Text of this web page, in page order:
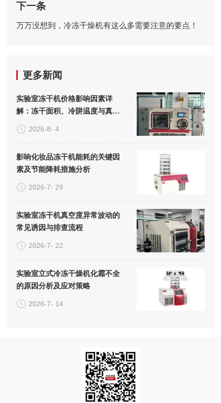
下一条
万万没想到，冷冻干燥机有这么多需要注意的要点！
更多新闻
实验室冻干机价格影响因素详
解：冻干面积、冷阱温度与真空
系统的成本构成
2026-8- 4
影响化妆品冻干机能耗的关键因
素及节能降耗措施分析
2026-7- 29
实验室冻干机真空度异常波动的
常见诱因与排查流程
2026-7- 22
实验室立式冷冻干燥机化霜不全
的原因分析及应对策略
2026-7- 14